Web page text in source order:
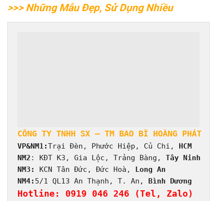
>>> Những Mẫu Đẹp, Sử Dụng Nhiều
VP&NM1:Trại Đèn, Phước Hiệp, Củ Chi, HCM
NM2 : KĐT K3, Gia Lộc, Trảng Bàng,
NM3:
KCN Tân Đức, Đức Hoà,
NM4: 5/1 QL13 An Thạnh, T. An, Bình Dương
Hotline: 0919 046 246 (Tel, Zalo)